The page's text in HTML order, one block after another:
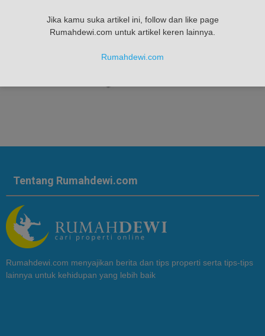
Tentang Rumahdewi.com
Rumahdewi.com menyajikan berita dan tips properti serta tips-tips
lainnya untuk kehidupan yang lebih baik
Jika kamu suka artikel ini, follow dan like page
Rumahdewi.com untuk artikel keren lainnya.
Rumahdewi.com